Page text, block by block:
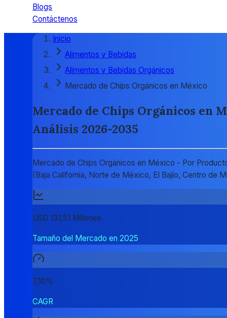
Blogs
Contáctenos
Inicio
Alimentos y Bebidas
Alimentos y Bebidas Orgánicos
Mercado de Chips Orgánicos en México
Mercado de Chips Orgánicos en
Análisis 2026-2035
Mercado de Chips Orgánicos en México - Por
(Baja California, Norte de México, El Bajío, Centro de
USD 131,51 Millones
Tamaño del Mercado en 2025
7,10%
CAGR